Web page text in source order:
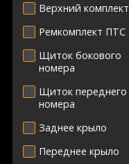
Верхний комплект
Ремкомплект ПТС
Щиток бокового
номера
Щиток переднего
номера
Заднее крыло
Переднее крыло